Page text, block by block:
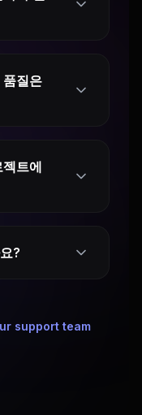
품질은
트에
?
support team